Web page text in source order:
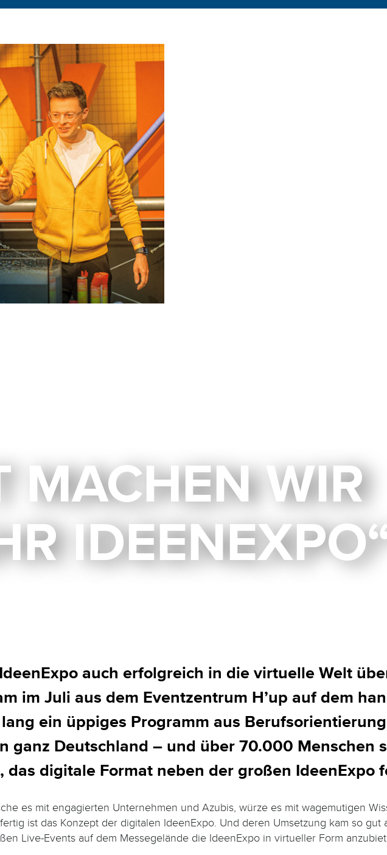
MACHEN ­WIR
auch erfolgreich in die virtuelle Welt
im Juli aus dem Eventzentrum H’up auf dem
ein üppiges Programm aus
ganz Deutschland – und über 70.000 Menschen
digitale Format neben der großen IdeenExpo
es mit engagierten Unternehmen und Azubis, würze es mit wagemutigen
ist das Konzept der digitalen IdeenExpo. Und deren Umsetzung kam so gut
Live-Events auf dem Messegelände die IdeenExpo in virtueller Form